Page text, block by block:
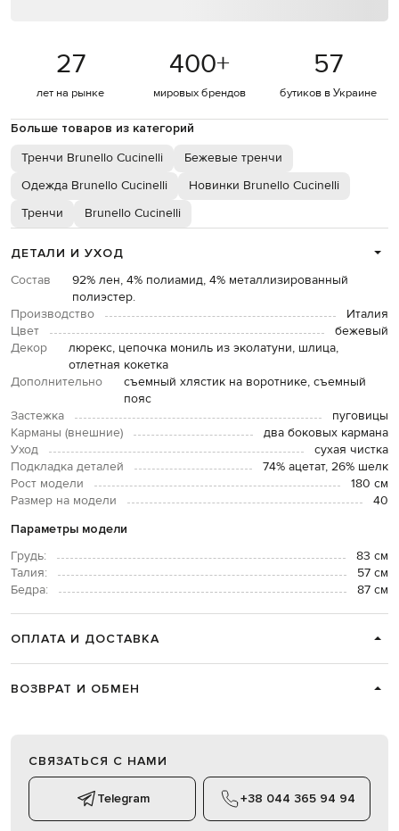
27
лет на рынке
400+
мировых брендов
57
бутиков в Украине
Больше товаров из категорий
Тренчи Brunello Cucinelli
Бежевые тренчи
Одежда Brunello Cucinelli
Новинки Brunello Cucinelli
Тренчи
Brunello Cucinelli
ДЕТАЛИ И УХОД
Состав
92% лен, 4% полиамид, 4% металлизированный
полиэстер.
Производство
Италия
Цвет
бежевый
Декор
люрекс, цепочка мониль из эколатуни, шлица,
отлетная кокетка
Дополнительно
съемный хлястик на воротнике, съемный
пояс
Застежка
пуговицы
Карманы (внешние)
два боковых кармана
Уход
сухая чистка
Подкладка деталей
74% ацетат, 26% шелк
Рост модели
180 см
Размер на модели
40
Параметры модели
Грудь:
83 см
Талия:
57 см
Бедра:
87 см
ОПЛАТА И ДОСТАВКА
ВОЗВРАТ И ОБМЕН
СВЯЗАТЬСЯ С НАМИ
Telegram +38 044 365 94 94